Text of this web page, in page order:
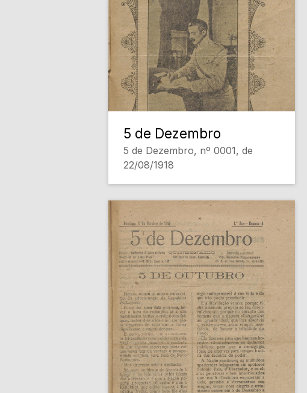
5 de Dezembro
5 de Dezembro, nº 0001, de
22/08/1918